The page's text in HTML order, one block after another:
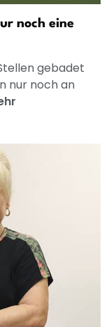
noch eine
gebadet
nur noch an